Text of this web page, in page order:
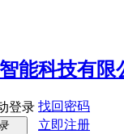
登录 找回密码
立即注册